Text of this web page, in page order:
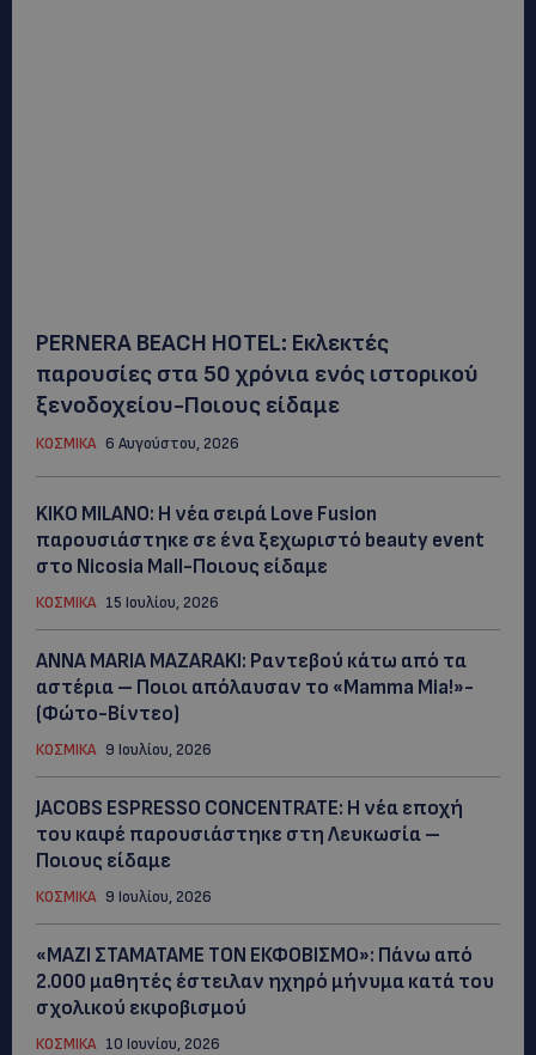
PERNERA BEACH HOTEL: Εκλεκτές
παρουσίες στα 50 χρόνια ενός ιστορικού
ξενοδοχείου-Ποιους είδαμε
ΚΟΣΜΙΚΑ 6 Αυγούστου, 2026
KIKO MILANO: Η νέα σειρά Love Fusion
παρουσιάστηκε σε ένα ξεχωριστό beauty event
στο Nicosia Mall-Ποιους είδαμε
ΚΟΣΜΙΚΑ 15 Ιουλίου, 2026
ANNA MARIA MAZARAKI: Ραντεβού κάτω από τα
αστέρια – Ποιοι απόλαυσαν το «Mamma Mia!»-
(Φώτο-Βίντεο)
ΚΟΣΜΙΚΑ 9 Ιουλίου, 2026
JACOBS ESPRESSO CONCENTRATE: Η νέα εποχή
του καφέ παρουσιάστηκε στη Λευκωσία –
Ποιους είδαμε
ΚΟΣΜΙΚΑ 9 Ιουλίου, 2026
«ΜΑΖΙ ΣΤΑΜΑΤΑΜΕ ΤΟΝ ΕΚΦΟΒΙΣΜΟ»: Πάνω από
2.000 μαθητές έστειλαν ηχηρό μήνυμα κατά του
σχολικού εκφοβισμού
ΚΟΣΜΙΚΑ 10 Ιουνίου, 2026